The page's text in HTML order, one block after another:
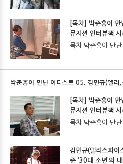
[목차] 박준흠이
뮤지션 인터뷰책 시
목차 박준흠이 만난
박준흠이 만난 아티스트 05. 김민규(델리,
[목차] 박준흠이
뮤지션 인터뷰책 시
목차 박준흠이 만난
김민규(델리스파이
준 ‘30대 소년’의